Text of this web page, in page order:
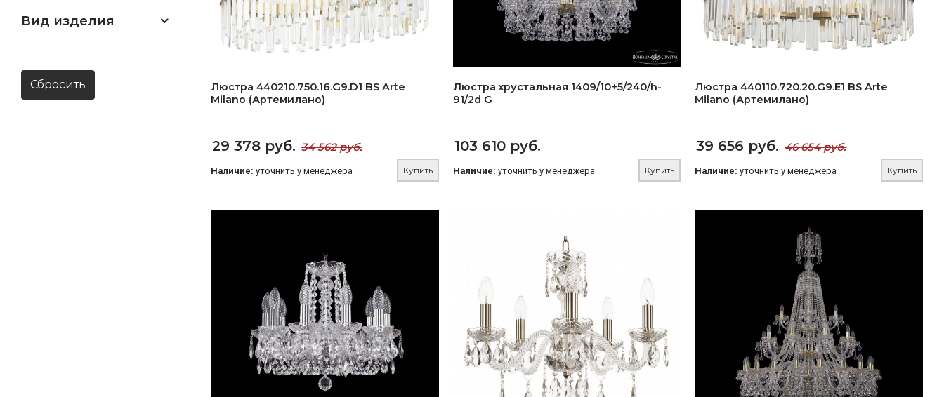
Люстра 440210.750.16.G9.D1 BS Arte
Milano (Артемилано)
29 378 руб. 34 562 руб.
Наличие: уточнить у менеджера Купить
Люстра хрустальная 1409/10+5/240/h-
91/2d G
103 610 руб.
Наличие: уточнить у менеджера Купить
Люстра 440110.720.20.G9.E1 BS Arte
Milano (Артемилано)
39 656 руб. 46 654 руб.
Наличие: уточнить у менеджера Купить
Вид изделия
Сбросить